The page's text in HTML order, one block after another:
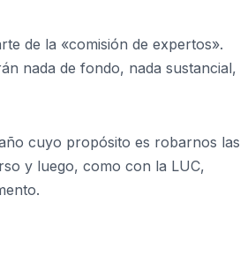
de la «comisión de expertos».
nada de fondo, nada sustancial,
cuyo propósito es robarnos las
y luego, como con la LUC,